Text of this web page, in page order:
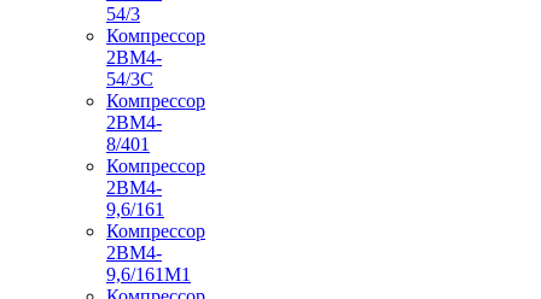
54/3
Компрессор
2ВМ4-
54/3С
Компрессор
2ВМ4-
8/401
Компрессор
2ВМ4-
9,6/161
Компрессор
2ВМ4-
9,6/161М1